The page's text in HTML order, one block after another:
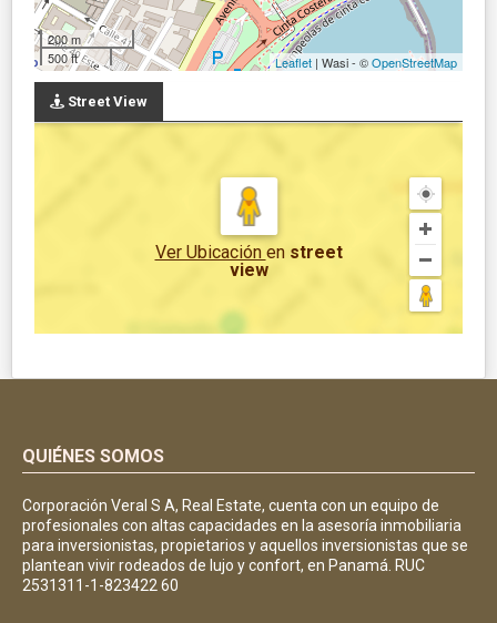
200 m
500 ft
Leaflet | Wasi - ©OpenStreetMap
Street View
Ver Ubicación en street
view
QUIÉNES SOMOS
Corporación Veral S A, Real Estate, cuenta con un equipo de
profesionales con altas capacidades en la asesoría inmobiliaria
para inversionistas, propietarios y aquellos inversionistas que se
plantean vivir rodeados de lujo y confort, en Panamá. RUC
2531311-1-823422 60